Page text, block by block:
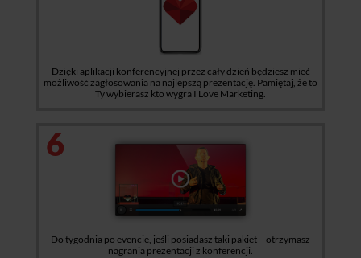
Dzięki aplikacji konferencyjnej przez cały dzień będziesz mieć
możliwość zagłosowania na najlepszą prezentację. Pamiętaj, że to
Ty wybierasz kto wygra I Love Marketing.
6
Do tygodnia po evencie, jeśli posiadasz taki pakiet – otrzymasz
nagrania prezentacji z konferencji.